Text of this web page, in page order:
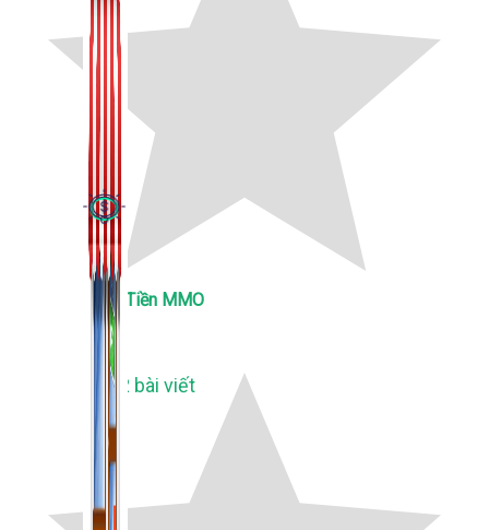
536 bài viết
Kiếm Tiền MMO
1,422 bài viết